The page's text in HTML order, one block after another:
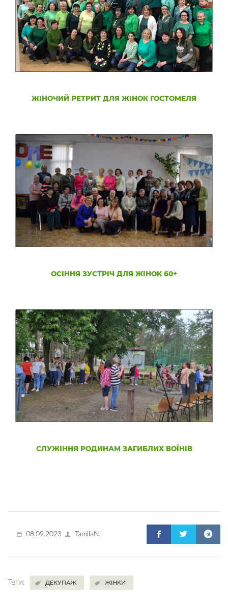
ЖІНОЧИЙ РЕТРИТ ДЛЯ ЖІНОК ГОСТОМЕЛЯ
ОСІННЯ ЗУСТРІЧ ДЛЯ ЖІНОК 60+
СЛУЖІННЯ РОДИНАМ ЗАГИБЛИХ ВОЇНІВ
08.09.2023 TamilaN
Теги: ДЕКУПАЖ ЖІНКИ